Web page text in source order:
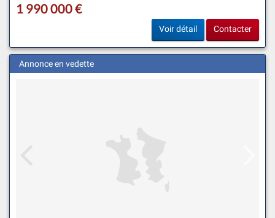
1 990 000 €
Voir détail Contacter
Annonce en vedette